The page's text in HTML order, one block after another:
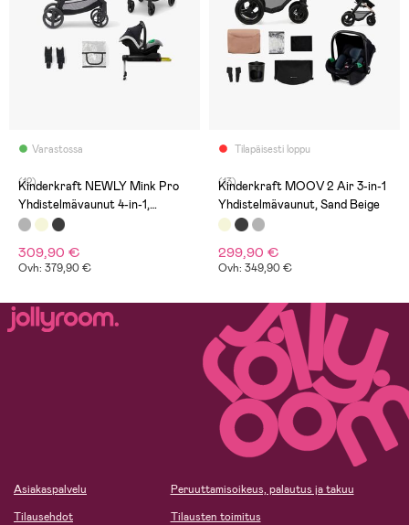
Varastossa
(12)
Kinderkraft NEWLY Mink Pro
Yhdistelmävaunut 4-in-1,
Moonlight Grey
309,90 €
Ovh: 379,90 €
Tilapäisesti loppu
(13)
Kinderkraft MOOV 2 Air 3-in-1
Yhdistelmävaunut, Sand Beige
299,90 €
Ovh: 349,90 €
Asiakaspalvelu
Tilausehdot
Peruuttamisoikeus, palautus ja takuu
Tilausten toimitus